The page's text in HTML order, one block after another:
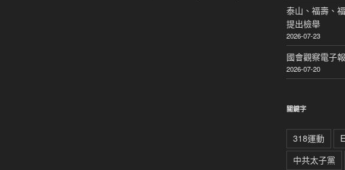
泰山、福壽、
提出檢舉
2026-07-23
國會觀察電子
2026-07-20
關鍵字
318運動
中共太子黨